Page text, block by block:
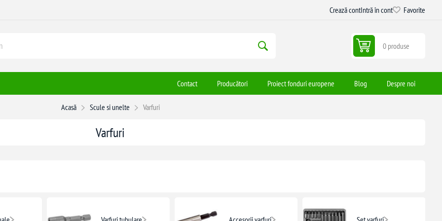
Crează contIntră în cont Favorite
0 produse
Contact Producători Proiect fonduri europene Blog Despre noi
Acasă Scule si unelte Varfuri
Varfuri